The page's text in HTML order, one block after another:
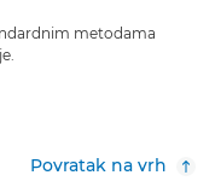
metodama
Povratak na vrh